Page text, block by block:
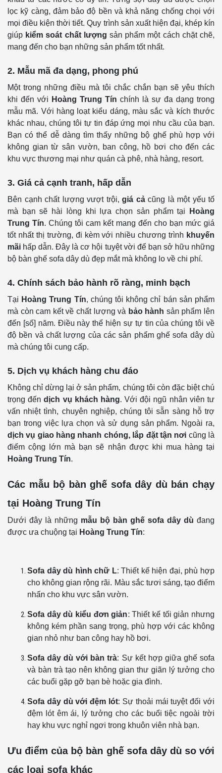
lọc kỹ càng, đảm bảo độ bền và khả năng chống chọi với
mọi điều kiện thời tiết. Quy trình sản xuất hiện đại, khép kín
giúp kiểm soát chất lượng sản phẩm một cách chặt chẽ,
mang đến cho bạn những sản phẩm tốt nhất.
2. Mẫu mã đa dạng, phong phú
Một trong những điều mà tôi chắc chắn bạn sẽ yêu thích
khi đến với Hoàng Trung Tín chính là sự đa dạng trong
mẫu mã. Với hàng loạt kiểu dáng, màu sắc và kích thước
khác nhau, chúng tôi tự tin đáp ứng mọi nhu cầu của bạn.
Bạn có thể dễ dàng tìm thấy những bộ ghế phù hợp với
không gian từ sân vườn, ban công, hồ bơi cho đến các
khu vực thương mại như quán cà phê, nhà hàng, resort.
3. Giá cả cạnh tranh, hấp dẫn
Bên cạnh chất lượng vượt trội, giá cảcũng là một yếu tố
mà bạn sẽ hài lòng khi lựa chọn sản phẩm tại
Hoàng
Trung Tín. Chúng tôi cam kết mang đến cho bạn mức giá
tốt nhất thị trường, đi kèm với nhiều chương trình khuyến
mãi hấp dẫn. Đây là cơ hội tuyệt vời để bạn sở hữu những
bộ bàn ghế sofa dây dù đẹp mắt mà không lo về chi phí.
4. Chính sách bảo hành rõ ràng, minh bạch
Tại Hoàng Trung Tín, chúng tôi không chỉ bán sản phẩm
mà còn cam kết về chất lượng và bảo hành sản phẩm lên
đến [số] năm. Điều này thể hiện sự tự tin của chúng tôi về
độ bền và chất lượng của các sản phẩm ghế sofa dây dù
mà chúng tôi cung cấp.
5. Dịch vụ khách hàng chu đáo
Không chỉ dừng lại ở sản phẩm, chúng tôi còn đặc biệt chú
trọng đếndịch vụ khách hàng. Với đội ngũ nhân viên tư
vấn nhiệt tình, chuyên nghiệp, chúng tôi sẵn sàng hỗ trợ
bạn trong việc lựa chọn và sử dụng sản phẩm. Ngoài ra,
dịch vụ giao hàng nhanh chóng, lắp đặt tận nơi cũng là
điểm cộng lớn mà bạn sẽ nhận được khi mua hàng tại
Hoàng Trung Tín.
Các mẫu bộ bàn ghế sofa dây dù bán chạy
tại Hoàng Trung Tín
Dưới đây là những mẫu bộ bàn ghế sofa dây dù đang
được ưa chuộng tại Hoàng Trung Tín:
Sofa dây dù hình chữ L: Thiết kế hiện đại, phù hợp
cho không gian rộng rãi. Màu sắc tươi sáng, tạo điểm
nhấn cho khu vực sân vườn.
Sofa dây dù kiểu đơn giản: Thiết kế tối giản nhưng
không kém phần sang trọng, phù hợp với các không
gian nhỏ như ban công hay hồ bơi.
Sofa dây dù với bàn trà: Sự kết hợp giữa ghế sofa
và bàn trà tạo nên không gian thư giãn lý tưởng cho
các buổi gặp gỡ bạn bè hoặc gia đình.
Sofa dây dù với đệm lót: Sự thoải mái tuyệt đối với
đệm lót êm ái, lý tưởng cho các buổi tiệc ngoài trời
hay khu vực nghỉ ngơi trong khuôn viên nhà bạn.
Ưu điểm của bộ bàn ghế sofa dây dù so với
các loại sofa khác